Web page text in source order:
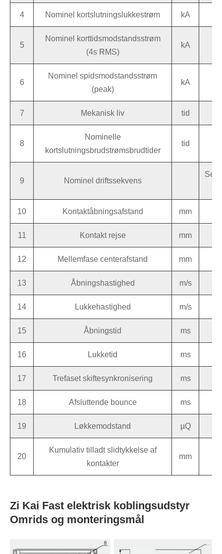
4 Nominel kortslutningslukkestrøm kA
5
Nominel korttidsmodstandsstrøm
(4s RMS)
kA
6
Nominel spidsmodstandsstrøm
(peak)
kA
7 Mekanisk liv tid
8
Nominelle
kortslutningsbrudstrømsbrudtider
tid
9 Nominel driftssekvens
10 Kontaktåbningsafstand mm
11 Kontakt rejse mm
12 Mellemfase centerafstand mm
13 Åbningshastighed m/s
14 Lukkehastighed m/s
15 Åbningstid ms
16 Lukketid ms
17 Trefaset skiftesynkronisering ms
18 Afsluttende bounce ms
19 Løkkemodstand µQ
20
Kumulativ tilladt slidtykkelse af
kontakter
mm
Zi Kai Fast elektrisk koblingsudstyr
Omrids og monteringsmål